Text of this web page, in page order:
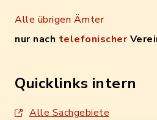
Alle übrigen Ämter
nur nach telefonischer
Quicklinks intern
Alle Sachgebiete